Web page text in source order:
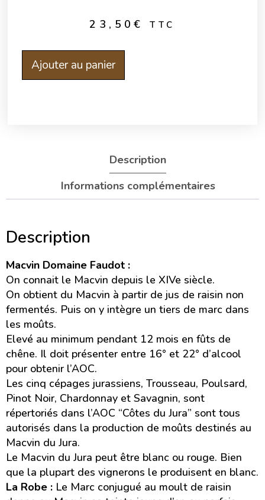
23,50€ TTC
Ajouter au panier
Description
Informations complémentaires
Description
Macvin Domaine Faudot :
On connait le Macvin depuis le XIVe siècle.
On obtient du Macvin à partir de jus de raisin non
fermentés. Puis on y intègre un tiers de marc dans
les moûts.
Elevé au minimum pendant 12 mois en fûts de
chêne. Il doit présenter entre 16° et 22° d’alcool
pour obtenir l’AOC.
Les cinq cépages jurassiens, Trousseau, Poulsard,
Pinot Noir, Chardonnay et Savagnin, sont
répertoriés dans l’AOC “Côtes du Jura” sont tous
autorisés dans la production de moûts destinés au
Macvin du Jura.
Le Macvin du Jura peut être blanc ou rouge. Bien
que la plupart des vignerons le produisent en blanc.
La Robe : Le Marc conjugué au moult de raisin